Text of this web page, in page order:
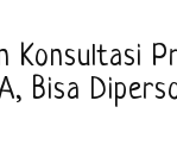
Konsultasi
Bisa